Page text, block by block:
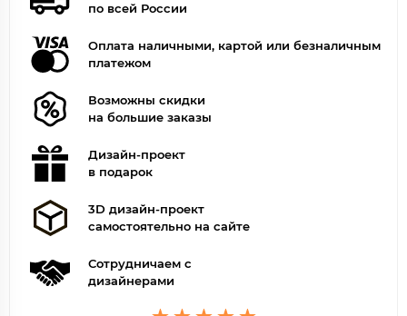
по всей России
Оплата наличными, картой или безналичным
платежом
Возможны скидки
на большие заказы
Дизайн-проект
в подарок
3D дизайн-проект
самостоятельно на сайте
Сотрудничаем с
дизайнерами